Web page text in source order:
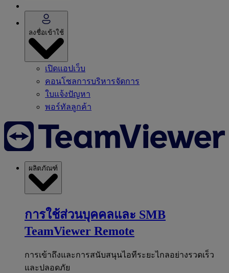
ลงชื่อเข้าใช้
เปิดแอปเว็บ
คอนโซลการบริหารจัดการ
ใบแจ้งปัญหา
พอร์ทัลลูกค้า
ผลิตภัณฑ์
การใช้ส่วนบุคคลและ SMB
TeamViewer Remote
การเข้าถึงและการสนับสนุนไอทีระยะไกลอย่างรวดเร็ว
และปลอดภัย